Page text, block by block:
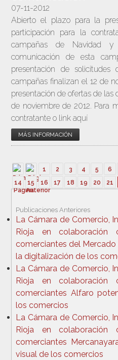
07-11-2012
Abierto el plazo para la
participación para la
campañas de Navidad
comunicación de esta
presentación de
campañas finalizan el 12 de
presentación de ofertas de
de noviembre de 2012. Para
contratante o link aquí
MÁS INFORMACIÓN
1 2 3 4 5 6
14
15 16 17 18 19 20 21
Publicaciones Anteriores
La Cámara de Comercio,
Rioja en
comerciantes del
la digitalización de los
La Cámara de Comercio,
Rioja en
comerciantes Alfaro
los comercios
La Cámara de Comercio,
Rioja en
comerciantes
visual de los comercios